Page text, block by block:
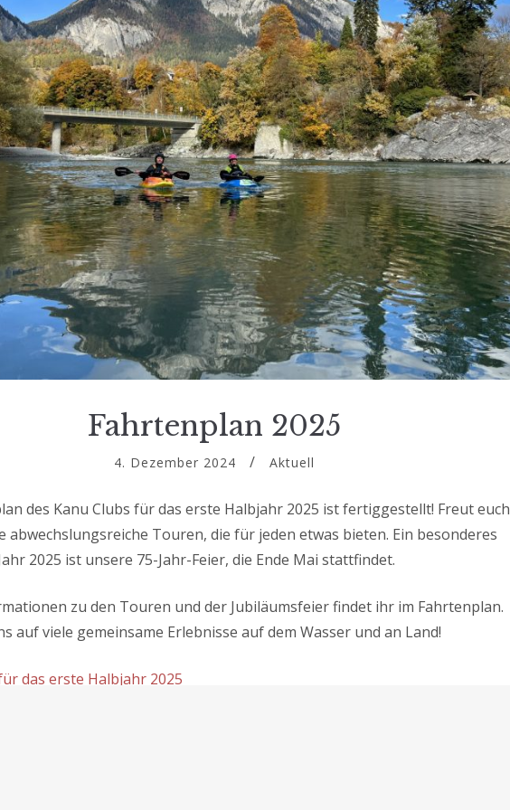
Fahrtenplan 2025
4. Dezember 2024 Aktuell
des Kanu Clubs für das erste Halbjahr 2025 ist fertiggestellt! Freut euch
abwechslungsreiche Touren, die für jeden etwas bieten. Ein besonderes
2025 ist unsere 75-Jahr-Feier, die Ende Mai stattfindet.
zu den Touren und der Jubiläumsfeier findet ihr im Fahrtenplan.
auf viele gemeinsame Erlebnisse auf dem Wasser und an Land!
das erste Halbjahr 2025